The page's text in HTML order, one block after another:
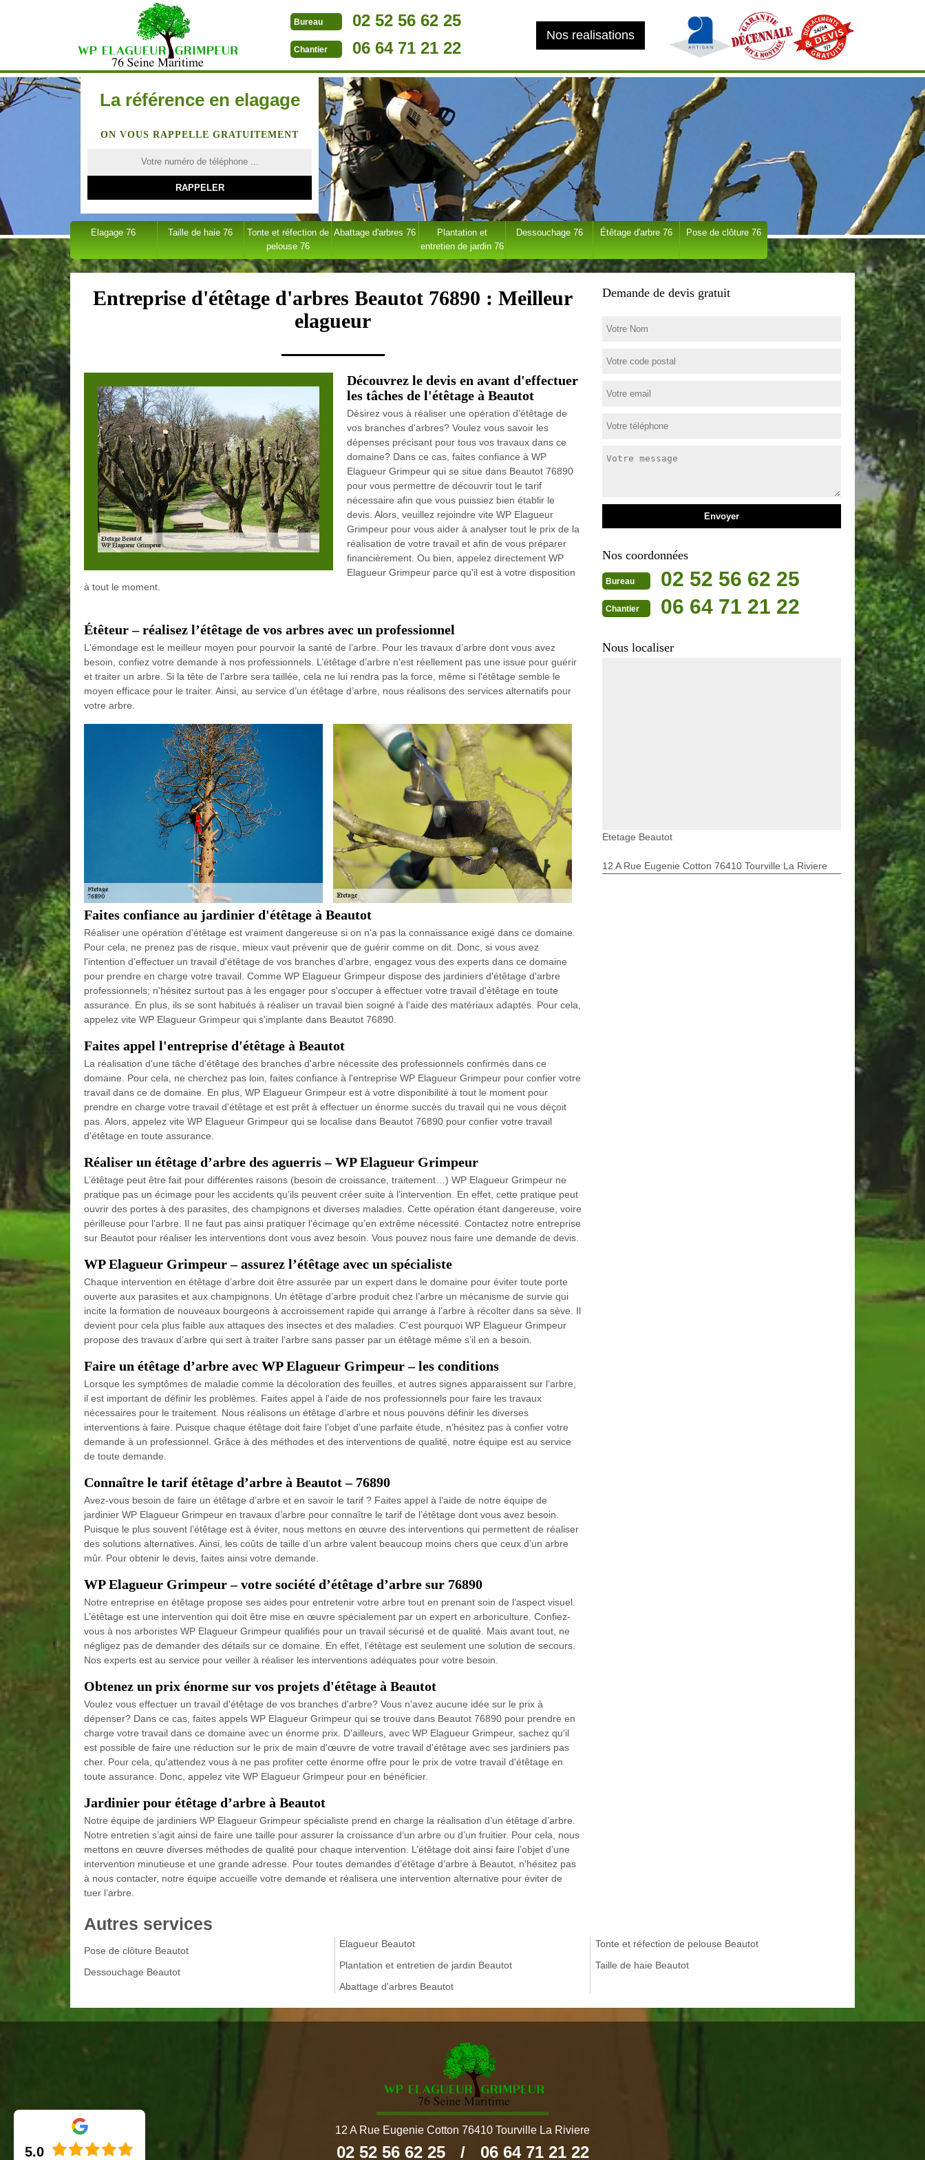
Bureau 02 52 56 62 25
Chantier 06 64 71 21 22
Nos realisations
La référence en elagage
ON VOUS RAPPELLE GRATUITEMENT
Elagage 76 Taille de haie 76
Tonte et réfection de
pelouse 76
Abattage d'arbres 76
Plantation et
entretien de jardin 76
Dessouchage 76 Étêtage d'arbre 76 Pose de clôture 76
Entreprise d'étêtage d'arbres Beautot 76890 : Meilleur
elagueur
Découvrez le devis en avant d'effectuer
les tâches de l'étêtage à Beautot
Désirez vous à réaliser une opération d'étêtage de
vos branches d'arbres? Voulez vous savoir les
dépenses précisant pour tous vos travaux dans ce
domaine? Dans ce cas, faites confiance à WP
Elagueur Grimpeur qui se situe dans Beautot 76890
pour vous permettre de découvrir tout le tarif
nécessaire afin que vous puissiez bien établir le
devis. Alors, veuillez rejoindre vite WP Elagueur
Grimpeur pour vous aider à analyser tout le prix de la
réalisation de votre travail et afin de vous préparer
financièrement. Ou bien, appelez directement WP
Elagueur Grimpeur parce qu'il est à votre disposition
à tout le moment.
Étêteur – réalisez l’étêtage de vos arbres avec un professionnel
L'émondage est le meilleur moyen pour pourvoir la santé de l’arbre. Pour les travaux d’arbre dont vous avez
besoin, confiez votre demande à nos professionnels. L’étêtage d’arbre n'est réellement pas une issue pour guérir
et traiter un arbre. Si la tête de l’arbre sera taillée, cela ne lui rendra pas la force, même si l'étêtage semble le
moyen efficace pour le traiter. Ainsi, au service d’un étêtage d’arbre, nous réalisons des services alternatifs pour
votre arbre.
Faites confiance au jardinier d'étêtage à Beautot
Réaliser une opération d'étêtage est vraiment dangereuse si on n'a pas la connaissance exigé dans ce domaine.
Pour cela, ne prenez pas de risque, mieux vaut prévenir que de guérir comme on dit. Donc, si vous avez
l'intention d'effectuer un travail d'étêtage de vos branches d'arbre, engagez vous des experts dans ce domaine
pour prendre en charge votre travail. Comme WP Elagueur Grimpeur dispose des jardiniers d'étêtage d'arbre
professionnels; n'hésitez surtout pas à les engager pour s'occuper à effectuer votre travail d'étêtage en toute
assurance. En plus, ils se sont habitués à réaliser un travail bien soigné à l'aide des matériaux adaptés. Pour cela,
appelez vite WP Elagueur Grimpeur qui s'implante dans Beautot 76890.
Faites appel l'entreprise d'étêtage à Beautot
La réalisation d'une tâche d'étêtage des branches d'arbre nécessite des professionnels confirmés dans ce
domaine. Pour cela, ne cherchez pas loin, faites confiance à l'entreprise WP Elagueur Grimpeur pour confier votre
travail dans ce de domaine. En plus, WP Elagueur Grimpeur est à votre disponibilité à tout le moment pour
prendre en charge votre travail d'étêtage et est prêt à effectuer un énorme succès du travail qui ne vous déçoit
pas. Alors, appelez vite WP Elagueur Grimpeur qui se localise dans Beautot 76890 pour confier votre travail
d'étêtage en toute assurance.
Réaliser un étêtage d’arbre des aguerris – WP Elagueur Grimpeur
L’étêtage peut être fait pour différentes raisons (besoin de croissance, traitement…) WP Elagueur Grimpeur ne
pratique pas un écimage pour les accidents qu’ils peuvent créer suite à l’intervention. En effet, cette pratique peut
ouvrir des portes à des parasites, des champignons et diverses maladies. Cette opération étant dangereuse, voire
périlleuse pour l'arbre. Il ne faut pas ainsi pratiquer l'écimage qu’en extrême nécessité. Contactez notre entreprise
sur Beautot pour réaliser les interventions dont vous avez besoin. Vous pouvez nous faire une demande de devis.
WP Elagueur Grimpeur – assurez l’étêtage avec un spécialiste
Chaque intervention en étêtage d’arbre doit être assurée par un expert dans le domaine pour éviter toute porte
ouverte aux parasites et aux champignons. Un étêtage d’arbre produit chez l’arbre un mécanisme de survie qui
incite la formation de nouveaux bourgeons à accroissement rapide qui arrange à l’arbre à récolter dans sa sève. Il
devient pour cela plus faible aux attaques des insectes et des maladies. C'est pourquoi WP Elagueur Grimpeur
propose des travaux d’arbre qui sert à traiter l’arbre sans passer par un étêtage même s’il en a besoin.
Faire un étêtage d’arbre avec WP Elagueur Grimpeur – les conditions
Lorsque les symptômes de maladie comme la décoloration des feuilles, et autres signes apparaissent sur l’arbre,
il est important de définir les problèmes. Faites appel à l'aide de nos professionnels pour faire les travaux
nécessaires pour le traitement. Nous réalisons un étêtage d’arbre et nous pouvons définir les diverses
interventions à faire. Puisque chaque étêtage doit faire l’objet d’une parfaite étude, n’hésitez pas à confier votre
demande à un professionnel. Grâce à des méthodes et des interventions de qualité, notre équipe est au service
de toute demande.
Connaître le tarif étêtage d’arbre à Beautot – 76890
Avez-vous besoin de faire un étêtage d’arbre et en savoir le tarif ? Faites appel à l’aide de notre équipe de
jardinier WP Elagueur Grimpeur en travaux d’arbre pour connaître le tarif de l’étêtage dont vous avez besoin.
Puisque le plus souvent l’étêtage est à éviter, nous mettons en œuvre des interventions qui permettent de réaliser
des solutions alternatives. Ainsi, les coûts de taille d’un arbre valent beaucoup moins chers que ceux d’un arbre
mûr. Pour obtenir le devis, faites ainsi votre demande.
WP Elagueur Grimpeur – votre société d’étêtage d’arbre sur 76890
Notre entreprise en étêtage propose ses aides pour entretenir votre arbre tout en prenant soin de l’aspect visuel.
L’étêtage est une intervention qui doit être mise en œuvre spécialement par un expert en arboriculture. Confiez-
vous à nos arboristes WP Elagueur Grimpeur qualifiés pour un travail sécurisé et de qualité. Mais avant tout, ne
négligez pas de demander des détails sur ce domaine. En effet, l’étêtage est seulement une solution de secours.
Nos experts est au service pour veiller à réaliser les interventions adéquates pour votre besoin.
Obtenez un prix énorme sur vos projets d'étêtage à Beautot
Voulez vous effectuer un travail d'étêtage de vos branches d'arbre? Vous n'avez aucune idée sur le prix à
dépenser? Dans ce cas, faites appels WP Elagueur Grimpeur qui se trouve dans Beautot 76890 pour prendre en
charge votre travail dans ce domaine avec un énorme prix. D'ailleurs, avec WP Elagueur Grimpeur, sachez qu'il
est possible de faire une réduction sur le prix de main d'œuvre de votre travail d'étêtage avec ses jardiniers pas
cher. Pour cela, qu'attendez vous à ne pas profiter cette énorme offre pour le prix de votre travail d'étêtage en
toute assurance. Donc, appelez vite WP Elagueur Grimpeur pour en bénéficier.
Jardinier pour étêtage d’arbre à Beautot
Notre équipe de jardiniers WP Elagueur Grimpeur spécialiste prend en charge la réalisation d’un étêtage d’arbre.
Notre entretien s’agit ainsi de faire une taille pour assurer la croissance d’un arbre ou d’un fruitier. Pour cela, nous
mettons en œuvre diverses méthodes de qualité pour chaque intervention. L’étêtage doit ainsi faire l’objet d’une
intervention minutieuse et une grande adresse. Pour toutes demandes d’étêtage d’arbre à Beautot, n’hésitez pas
à nous contacter, notre équipe accueille votre demande et réalisera une intervention alternative pour éviter de
tuer l’arbre.
Demande de devis gratuit
Nos coordonnées
Bureau 02 52 56 62 25
Chantier 06 64 71 21 22
Nous localiser
Etetage Beautot
12 A Rue Eugenie Cotton 76410 Tourville La Riviere
Autres services
Pose de clôture Beautot
Dessouchage Beautot
Elagueur Beautot
Plantation et entretien de jardin Beautot
Abattage d'arbres Beautot
Tonte et réfection de pelouse Beautot
Taille de haie Beautot
12 A Rue Eugenie Cotton 76410 Tourville La Riviere
02 52 56 62 25 / 06 64 71 21 22
5.0